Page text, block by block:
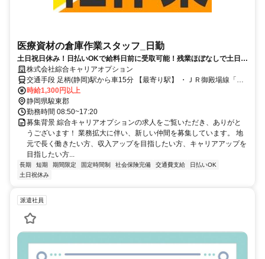
医療資材の倉庫作業スタッフ_日勤
土日祝日休み！日払いOKで給料日前に受取可能！残業ほぼなしで土日し
っかり休める職場
株式会社綜合キャリアオプション
交通手段 足柄(静岡)駅から車15分 【最寄り駅】 ・ＪＲ御殿場線「足
柄(静岡)駅」
時給1,300円以上
静岡県駿東郡
勤務時間 08:50~17:20
募集背景 綜合キャリアオプションの求人をご覧いただき、ありがと
うございます！ 業務拡大に伴い、新しい仲間を募集しています。 地
元で長く働きたい方、収入アップを目指したい方、キャリアアップを
目指したい方...
長期 短期 期間限定 固定時間制 社会保険完備 交通費支給
日払いOK
土日祝休み
派遣社員